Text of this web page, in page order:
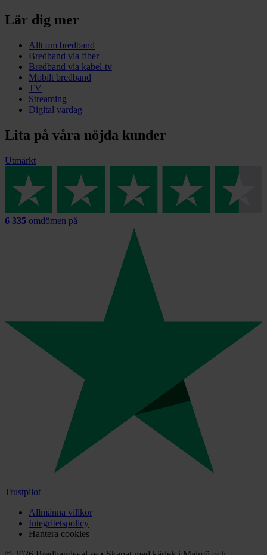
Lär dig mer
Allt om bredband
Bredband via fiber
Bredband via kabel-tv
Mobilt bredband
TV
Streaming
Digital vardag
Lita på våra nöjda kunder
Utmärkt
6 335 omdömen på
Trustpilot
Allmänna villkor
Integritetspolicy
Hantera cookies